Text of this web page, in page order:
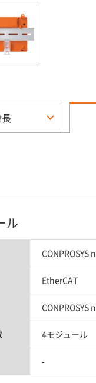
ル
CONPROSYS
EtherCAT
CONPROSYS
4モジュール
-